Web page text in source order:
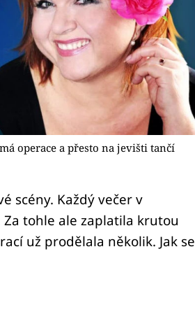
operace a přesto na jevišti tančí
scény. Každý večer v
tohle ale zaplatila krutou
už prodělala několik. Jak se